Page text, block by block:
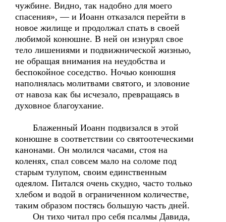
чужбине. Видно, так надобно для моего
спасения», — и Иоанн отказался перейти в
новое жилище и продолжал спать в своей
любимой конюшне. В ней он изнурял свое
тело лишениями и подвижнической жизнью,
не обращая внимания на неудобства и
беспокойное соседство. Ночью конюшня
наполнялась молитвами святого, и зловоние
от навоза как бы исчезало, превращаясь в
духовное благоухание.
Блаженный Иоанн подвизался в этой
конюшне в соответствии со святоотеческими
канонами. Он молился часами, стоя на
коленях, спал совсем мало на соломе под
старым тулупом, своим единственным
одеялом. Питался очень скудно, часто только
хлебом и водой в ограниченном количестве,
таким образом постясь большую часть дней.
Он тихо читал про себя псалмы Давида,